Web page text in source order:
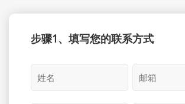
步骤1、填写您的联系方式